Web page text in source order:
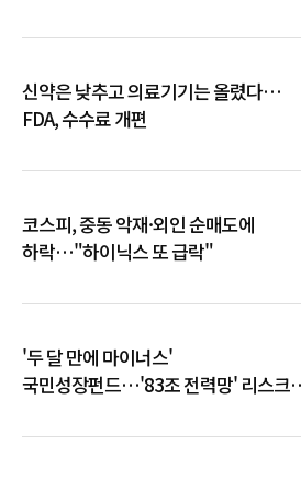
신약은 낮추고 의료기기는 올렸다…
FDA, 수수료 개편
코스피, 중동 악재·외인 순매도에
하락…"하이닉스 또 급락"
'두 달 만에 마이너스'
국민성장펀드…'83조 전력망' 리스크